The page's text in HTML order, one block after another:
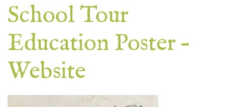
School Tour
Education Poster –
Website